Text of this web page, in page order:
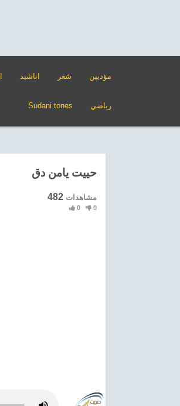
مؤديين شعر اناشيد
رياضي Sudani tones
حييت يامن دق
482 مشاهدات
0 0